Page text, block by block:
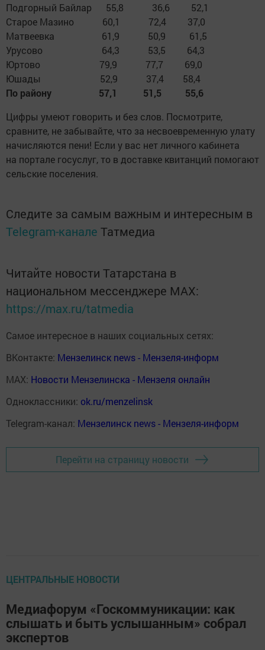
Подгорный Байлар 55,8 36,6 52,1
Старое Мазино 60,1 72,4 37,0
Матвеевка 61,9 50,9 61,5
Урусово 64,3 53,5 64,3
Юртово 79,9 77,7 69,0
Юшады 52,9 37,4 58,4
По району 57,1 51,5 55,6
Цифры умеют говорить и без слов. Посмотрите,
сравните, не забывайте, что за несвоевременную улату
начисляются пени! Если у вас нет личного кабинета
на портале госуслуг, то в доставке квитанций помогают
сельские поселения.
Следите за самым важным и интересным в
Telegram-канале Татмедиа
Читайте новости Татарстана в
национальном мессенджере MАХ:
https://max.ru/tatmedia
Самое интересное в наших социальных сетях:
ВКонтакте: Мензелинск news - Мензеля-информ
MAX: Новости Мензелинска - Мензеля онлайн
Одноклассники: ok.ru/menzelinsk
Telegram-канал: Мензелинск news - Мензеля-информ
Перейти на страницу новости
ЦЕНТРАЛЬНЫЕ НОВОСТИ
Медиафорум «Госкоммуникации: как
слышать и быть услышанным» собрал
экспертов